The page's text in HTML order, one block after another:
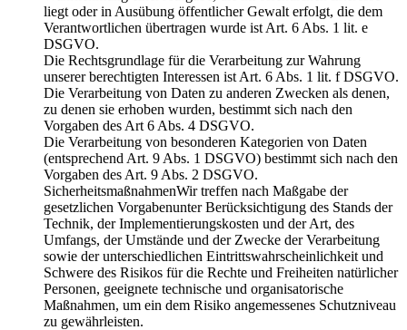
liegt oder in Ausübung öffentlicher Gewalt erfolgt, die dem
Verantwortlichen übertragen wurde ist Art. 6 Abs. 1 lit. e
DSGVO.
Die Rechtsgrundlage für die Verarbeitung zur Wahrung
unserer berechtigten Interessen ist Art. 6 Abs. 1 lit. f DSGVO.
Die Verarbeitung von Daten zu anderen Zwecken als denen,
zu denen sie erhoben wurden, bestimmt sich nach den
Vorgaben des Art 6 Abs. 4 DSGVO.
Die Verarbeitung von besonderen Kategorien von Daten
(entsprechend Art. 9 Abs. 1 DSGVO) bestimmt sich nach den
Vorgaben des Art. 9 Abs. 2 DSGVO.
SicherheitsmaßnahmenWir treffen nach Maßgabe der
gesetzlichen Vorgabenunter Berücksichtigung des Stands der
Technik, der Implementierungskosten und der Art, des
Umfangs, der Umstände und der Zwecke der Verarbeitung
sowie der unterschiedlichen Eintrittswahrscheinlichkeit und
Schwere des Risikos für die Rechte und Freiheiten natürlicher
Personen, geeignete technische und organisatorische
Maßnahmen, um ein dem Risiko angemessenes Schutzniveau
zu gewährleisten.